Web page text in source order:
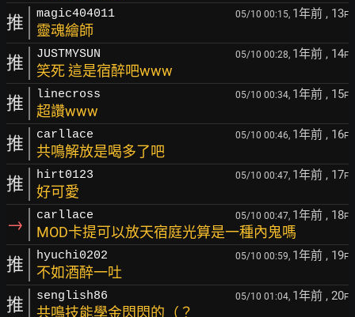
推 magic404011 05/10 00:15, 1年前 , 13F
靈魂繪師
推 JUSTMYSUN 05/10 00:28, 1年前 , 14F
笑死 這是宿醉吧www
推 linecross 05/10 00:34, 1年前 , 15F
超讚www
推 carllace 05/10 00:46, 1年前 , 16F
共鳴解放是喝多了吧
推 hirt0123 05/10 00:47, 1年前 , 17F
好可愛
→ carllace 05/10 00:47, 1年前 , 18F
MOD卡提可以放天宿庭光算是一種內鬼嗎
推 hyuchi0202 05/10 00:59, 1年前 , 19F
不如酒醉一吐
推 senglish86 05/10 01:04, 1年前 , 20F
共鳴技能學金閃閃的（？